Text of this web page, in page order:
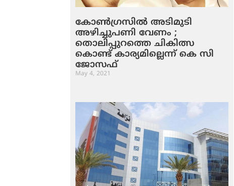
കോണ്‍ഗ്രസില്‍ അടിമുടി
അഴിച്ചുപണി വേണം ;
തൊലിപ്പുറത്തെ ചികിത്സ
കൊണ്ട് കാര്യമില്ലെന്ന് കെ സി
ജോസഫ്
May 4, 2021